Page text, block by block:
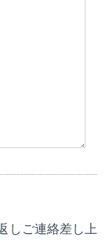
しご連絡差し上